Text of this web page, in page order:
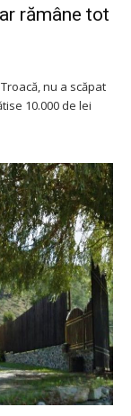
rămâne tot
nu a scăpat
10.000 de lei